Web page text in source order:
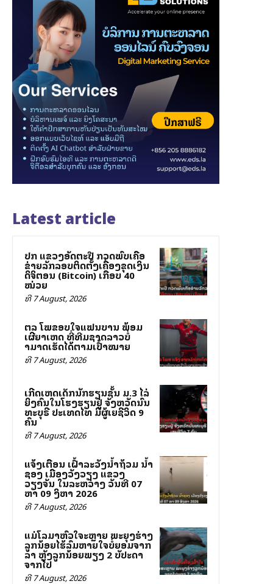
Latest article
ປກສ ແຂວງອັດຕະປື ກວດພົບເຄືອ
ຂ່າຍລັກລອບຕິດຕັ້ງເຄື່ອງຂຸດເງິນ
ດິຈິຕອນ (Bitcoin) ເກືອບ 40
ໝ່ວຍ
ທີ 7 August, 2026
ສຕລ ໂພສຂອບໃຈແຟນບານ ພ້ອມ
ເຜີຍສາເຫດ ທີ່ທີມຊາດລາວບໍ່
ສາມາດເຮັດໄດ້ຕາມເປົ້າໝາຍ
ທີ 7 August, 2026
ເກີດເຫດເດັກນັກຮຽນຊັ້ນ ມ.3 ໄລ່
ຍິງຄົນໃນໂຮງຮຽນຢູ່ ຈັງຫວັດນົນ
ທະບຸຣີ ປະເທດໄທ ມີຜູ້ເສຍຊີວິດ 9
ຄົນ
ທີ 7 August, 2026
ແຈ້ງເຕືອນ ເຝົ້າລະວັງນ້ຳຖ້ວມ ນ້ຳ
ຊອງ ເມືອງວັງວຽງ ແຂວງ
ວຽງຈັນ ໃນລະຫວ່າງ ວັນທີ 07
ຫາ 09 ສິງຫາ 2026
ທີ 7 August, 2026
ແມ່ໂລມາຫົວໃຈສະຫຼາຍ ພະຍຸງຮ່າງ
ລູກນ້ອຍໄຮ້ລົມຫາຍໃຈບໍ່ຍອມຈາກ
ລາ ຫຼັງລູກນ້ອຍພຽງ 2 ສັບປະດາ
ຈາກໄປ
ທີ 7 August, 2026